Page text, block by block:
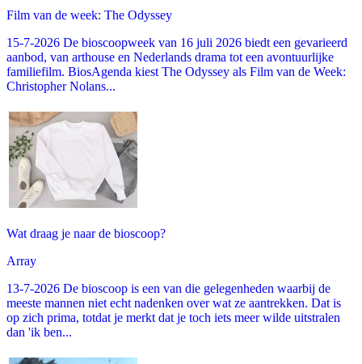
Film van de week: The Odyssey
15-7-2026 De bioscoopweek van 16 juli 2026 biedt een gevarieerd
aanbod, van arthouse en Nederlands drama tot een avontuurlijke
familiefilm. BiosAgenda kiest The Odyssey als Film van de Week:
Christopher Nolans...
Wat draag je naar de bioscoop?
Array
13-7-2026 De bioscoop is een van die gelegenheden waarbij de
meeste mannen niet echt nadenken over wat ze aantrekken. Dat is
op zich prima, totdat je merkt dat je toch iets meer wilde uitstralen
dan 'ik ben...